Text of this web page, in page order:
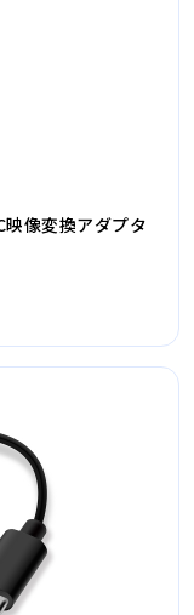
像変換アダプタ